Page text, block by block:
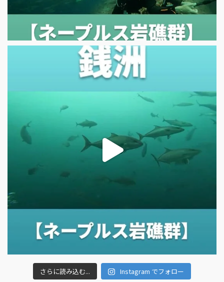
さらに読み込む... Instagram でフォロー